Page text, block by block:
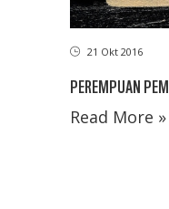
21 Okt 2016
PEREMPUAN
Read More »